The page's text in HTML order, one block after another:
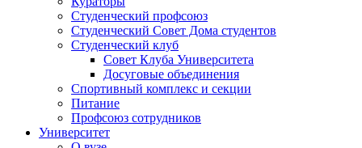
Студенческий профсоюз
Студенческий Совет Дома студентов
Студенческий клуб
Совет Клуба Университета
Досуговые объединения
Спортивный комплекс и секции
Питание
Профсоюз сотрудников
Университет